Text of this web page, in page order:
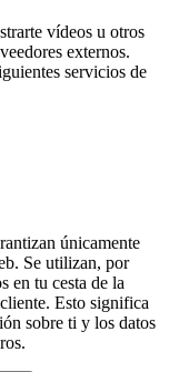
vídeos u otros
externos.
servicios de
únicamente
Se utilizan, por
en tu cesta de la
Esto significa
sobre ti y los datos